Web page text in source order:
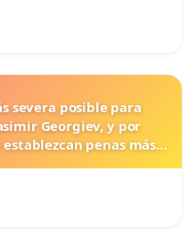
severa posible para
Georgiev, y por
penas más